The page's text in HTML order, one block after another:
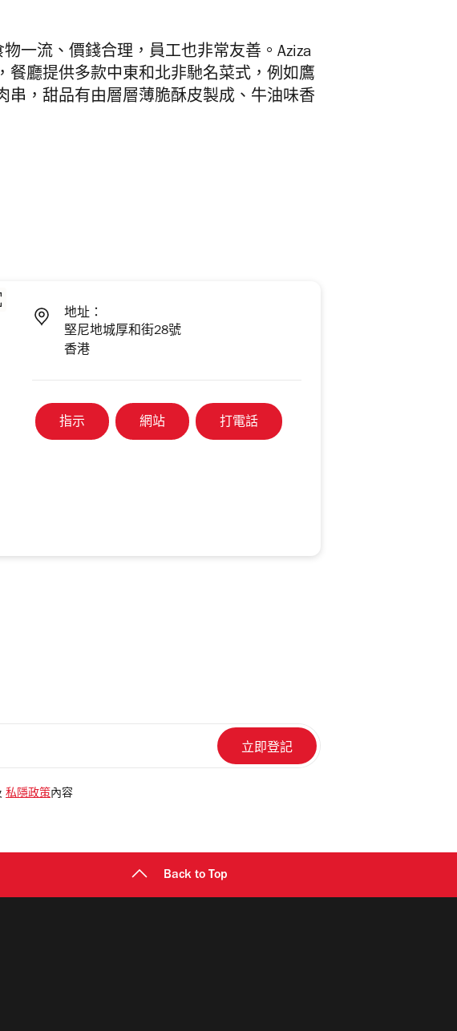
物一流、價錢合理，員工也非常友善。 Aziza
餐廳提供多款中東和北非馳名菜式，例如鷹
串，甜品有由層層薄脆酥皮製成、牛油味香
地址：
堅尼地城厚和街28號
香港
指示 網站 打電話
私隱政策 內容
Back to Top